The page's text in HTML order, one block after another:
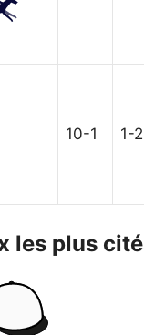
10-1 1-2
les plus